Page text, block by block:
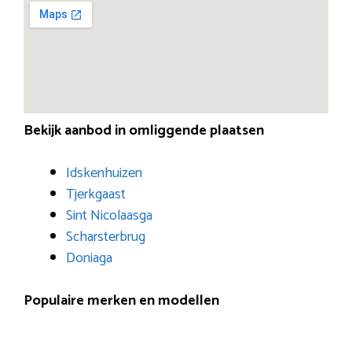
Bekijk aanbod in omliggende plaatsen
Idskenhuizen
Tjerkgaast
Sint Nicolaasga
Scharsterbrug
Doniaga
Populaire merken en modellen